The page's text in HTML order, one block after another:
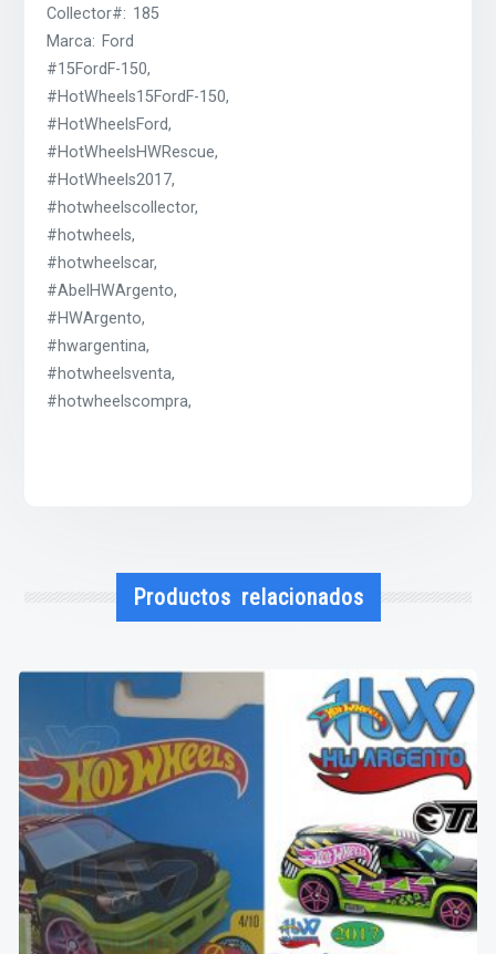
Collector#: 185
Marca: Ford
#15FordF-150,
#HotWheels15FordF-150,
#HotWheelsFord,
#HotWheelsHWRescue,
#HotWheels2017,
#hotwheelscollector,
#hotwheels,
#hotwheelscar,
#AbelHWArgento,
#HWArgento,
#hwargentina,
#hotwheelsventa,
#hotwheelscompra,
Productos relacionados